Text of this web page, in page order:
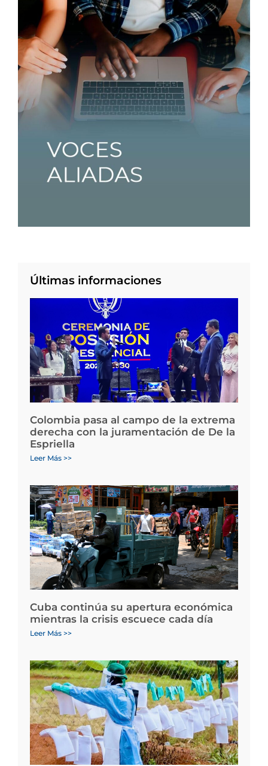
Últimas informaciones
Colombia pasa al campo de la extrema
derecha con la juramentación de De la
Espriella
Leer Más >>
Cuba continúa su apertura económica
mientras la crisis escuece cada día
Leer Más >>